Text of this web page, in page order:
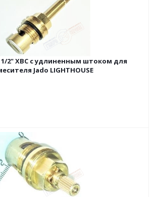
1/2" ХВС с удлиненным штоком для
Jado LIGHTHOUSE